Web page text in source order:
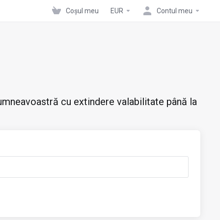
Coșul meu EUR Contul meu
cu extindere valabilitate până la